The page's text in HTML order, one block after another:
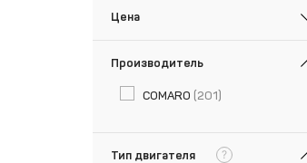
Цена
Производитель
COMARO (201)
Тип двигателя ?